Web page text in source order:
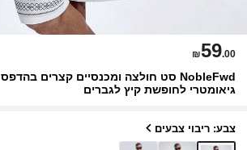
₪59.00
NobleFwd סט חולצה ומכנסיים קצרים בהדפס
גיאומטרי לחופשת קיץ לגברים
צבע: ריבוי צבעים